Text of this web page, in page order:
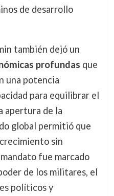
de desarrollo
también dejó un
profundas que
una potencia
para equilibrar el
apertura de la
global permitió que
sin
fue marcado
de los militares, el
políticos y